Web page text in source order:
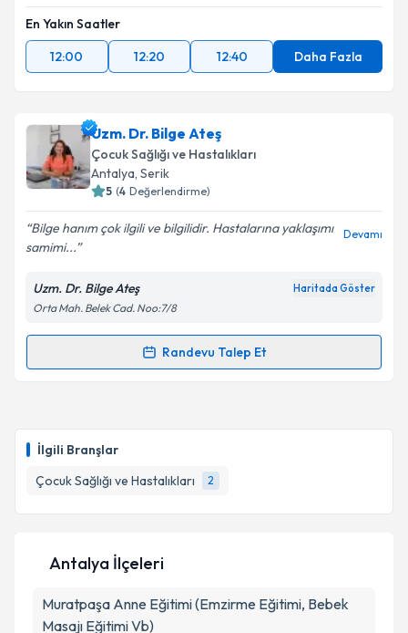
İlgili Branşlar
Çocuk Sağlığı ve Hastalıkları
2
En Yakın Saatler
12:00
12:20 12:40 Daha Fazla
Uzm. Dr. Bilge Ateş
Çocuk Sağlığı ve Hastalıkları
Antalya, Serik
5 (4 Değerlendirme)
Bilge hanım çok ilgili ve bilgilidir. Hastalarına yaklaşımı
samimi...
Devamı
Uzm. Dr. Bilge Ateş Haritada Göster
Orta Mah. Belek Cad. Noo:7/8
Randevu Talep Et
Randevu Takvimi Talebi
takvim hazırlandığında e-posta ile bilgilendireceğiz.
Metni'ni okudum ve kişisel verilerimin belirtilen
kapsamda işlenmesini kabul ediyorum.
Antalya İlçeleri
Muratpaşa Anne Eğitimi (Emzirme Eğitimi, Bebek
Masajı Eğitimi Vb)